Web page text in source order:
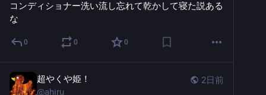
コンディショナー洗い流し忘れて乾かして寝た説ある
な
0 0 0
2日前
超やくや姫！
@ahiru